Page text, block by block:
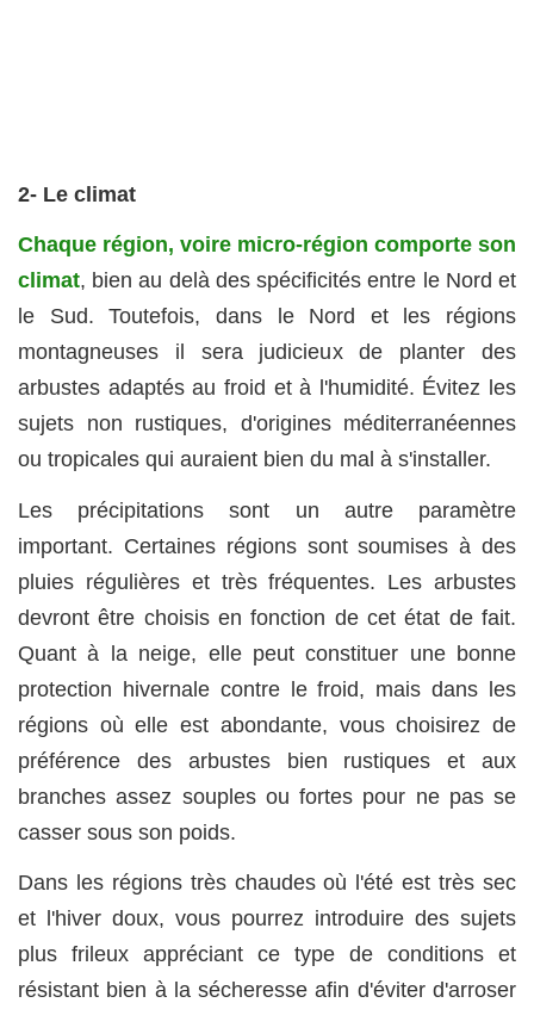
2- Le climat
Chaque région, voire micro-région comporte son
climat, bien au delà des spécificités entre le Nord et
le Sud. Toutefois, dans le Nord et les régions
montagneuses il sera judicieux de planter des
arbustes adaptés au froid et à l'humidité. Évitez les
sujets non rustiques, d'origines méditerranéennes
ou tropicales qui auraient bien du mal à s'installer.
Les précipitations sont un autre paramètre
important. Certaines régions sont soumises à des
pluies régulières et très fréquentes. Les arbustes
devront être choisis en fonction de cet état de fait.
Quant à la neige, elle peut constituer une bonne
protection hivernale contre le froid, mais dans les
régions où elle est abondante, vous choisirez de
préférence des arbustes bien rustiques et aux
branches assez souples ou fortes pour ne pas se
casser sous son poids.
Dans les régions très chaudes où l'été est très sec
et l'hiver doux, vous pourrez introduire des sujets
plus frileux appréciant ce type de conditions et
résistant bien à la sécheresse afin d'éviter d'arroser